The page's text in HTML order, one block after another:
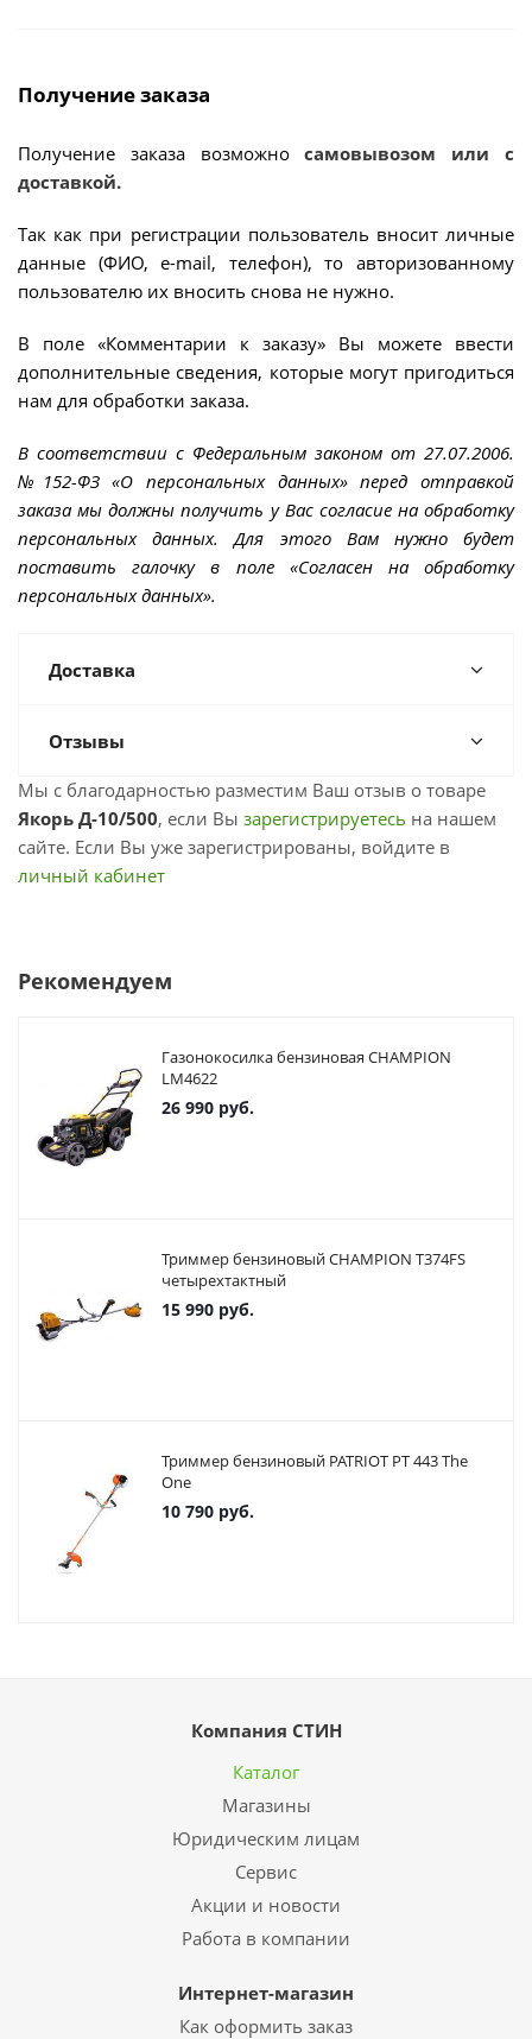
Получение заказа
Получение заказа возможносамовывозом или с
доставкой.
Так как при регистрации пользователь вносит личные
данные (ФИО, e-mail, телефон), то авторизованному
пользователю их вносить снова не нужно.
В поле «Комментарии к заказу» Вы можете ввести
дополнительные сведения, которые могут пригодиться
нам для обработки заказа.
В соответствии с Федеральным законом от 27.07.2006.
№152-ФЗ «О персональных данных» перед отправкой
заказа мы должны получить у Вас согласие на обработку
персональных данных. Для этого Вам нужно будет
поставить галочку в поле «Согласен на обработку
персональных данных».
Доставка
Отзывы
Мы с благодарностью разместим Ваш отзыв о товаре
Якорь Д-10/500, если Вы зарегистрируетесь на нашем
сайте. Если Вы уже зарегистрированы, войдите в
личный кабинет
Рекомендуем
Газонокосилка бензиновая CHAMPION
LM4622
26 990 руб.
Триммер бензиновый CHAMPION T374FS
четырехтактный
15 990 руб.
Триммер бензиновый PATRIOT PT 443 The
One
10 790 руб.
Компания СТИН
Каталог
Магазины
Юридическим лицам
Сервис
Акции и новости
Работа в компании
Интернет-магазин
Как оформить заказ